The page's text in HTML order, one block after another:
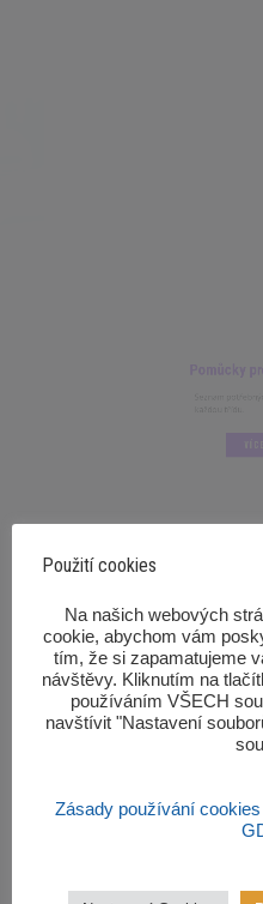
Použití cookies
‎Na našich webových
cookie, abychom vám
tím, že si zapamatujeme
návštěvy. Kliknutím na
používáním VŠECH
navštívit "Nastavení
Zásady používání cookies